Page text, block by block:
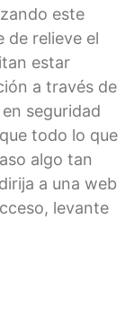
este
de relieve el
estar
a través de
seguridad
todo lo que
algo tan
a una web
levante